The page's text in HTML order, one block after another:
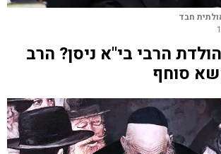
חבד
הרבי בי"א ניסן? הרב
סוחף